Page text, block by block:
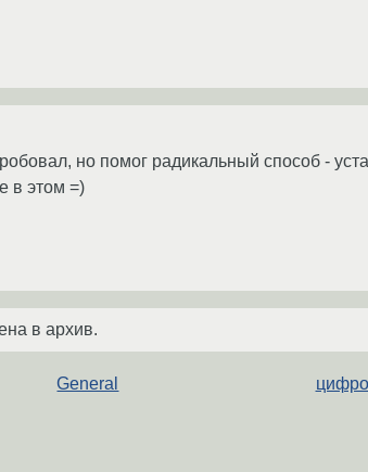
но помог радикальный способ -
в этом =)
в архив.
General